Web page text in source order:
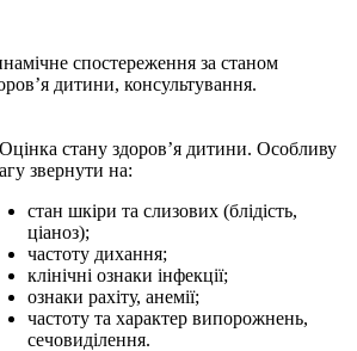
спостереження за станом
дитини, консультування.
стану здоров’я дитини. Особливу
звернути на:
стан шкіри та слизових (блідість,
ціаноз);
частоту дихання;
клінічні ознаки інфекції;
ознаки рахіту, анемії;
частоту та характер випорожнень,
сечовиділення.